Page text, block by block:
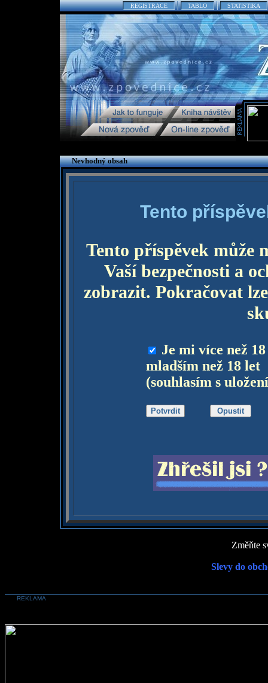
REGISTRACE TABLO STATISTIKA
Nevhodný obsah
Tento
Tento příspěvek může
Vaší bezpečnosti a
zobrazit. Pokračovat
Je mi více než
mladším než 18 let
(souhlasím s
Změňte
Slevy do
REKLAMA